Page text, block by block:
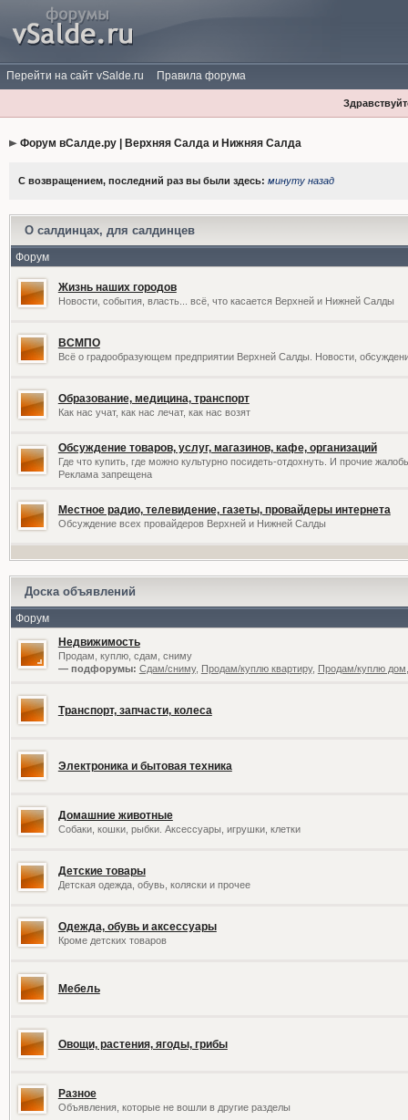
Перейти на сайт vSalde.ru Правила форума
Форум вСалде.ру | Верхняя Салда и Нижняя Салда
С возвращением, последний раз вы были здесь: минуту назад
О салдинцах, для салдинцев
Форум
Жизнь наших городов
Новости, события, власть... всё, что касается Верхней и Нижней Салды
ВСМПО
Всё о градообразующем предприятии Верхней Салды. Новости,
Образование, медицина, транспорт
Как нас учат, как нас лечат, как нас возят
Обсуждение товаров, услуг, магазинов, кафе, организаций
Где что купить, где можно культурно посидеть-отдохнуть. И прочие
Реклама запрещена
Местное радио, телевидение, газеты, провайдеры интернета
Обсуждение всех провайдеров Верхней и Нижней Салды
Доска объявлений
Форум
Недвижимость
Продам, куплю, сдам, сниму
— подфорумы: Сдам/сниму, Продам/куплю квартиру, Продам/куплю
Транспорт, запчасти, колеса
Электроника и бытовая техника
Домашние животные
Собаки, кошки, рыбки. Аксессуары, игрушки, клетки
Детские товары
Детская одежда, обувь, коляски и прочее
Одежда, обувь и аксессуары
Кроме детских товаров
Мебель
Овощи, растения, ягоды, грибы
Разное
Объявления, которые не вошли в другие разделы